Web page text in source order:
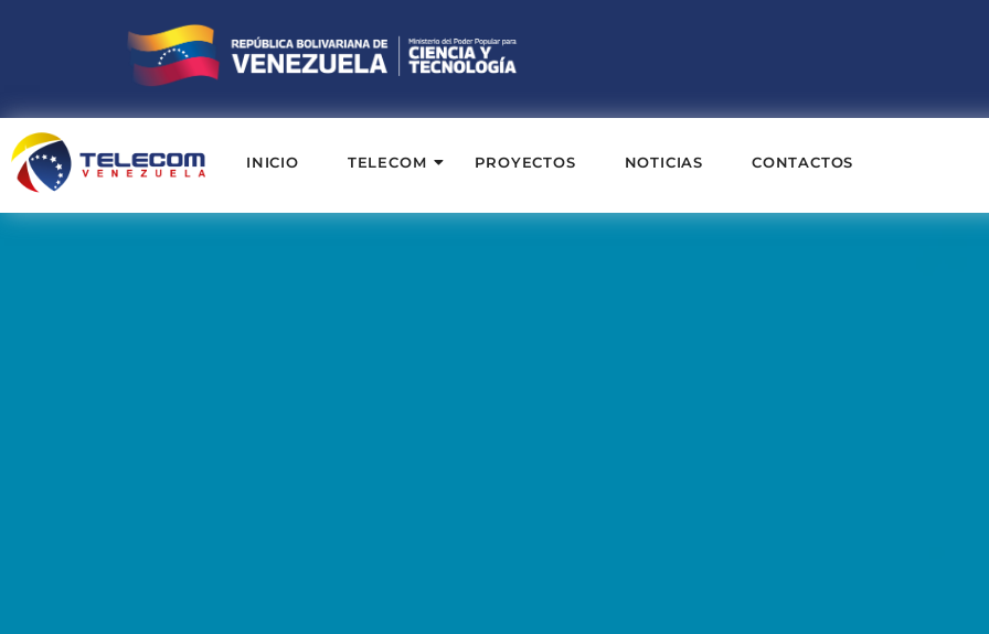
INICIO TELECOM PROYECTOS NOTICIAS CONTACTOS